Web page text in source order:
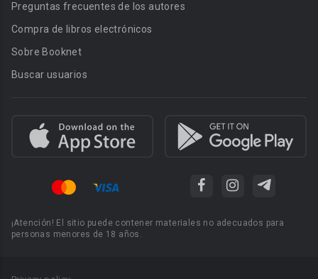
Preguntas frecuentes de los autores
Compra de libros electrónicos
Sobre Booknet
Buscar usuarios
¡Atención! El sitio puede contener materiales no adecuados para
personas menores de 18 años.